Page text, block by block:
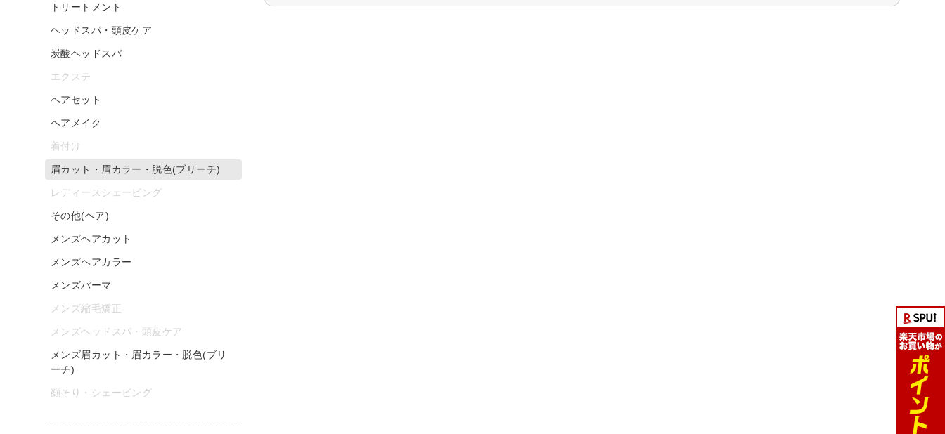
トリートメント
ヘッドスパ・頭皮ケア
炭酸ヘッドスパ
エクステ
ヘアセット
ヘアメイク
着付け
眉カット・眉カラー・脱色(ブリーチ)
レディースシェービング
その他(ヘア)
メンズヘアカット
メンズヘアカラー
メンズパーマ
メンズ縮毛矯正
メンズヘッドスパ・頭皮ケア
メンズ眉カット・眉カラー・脱色(ブリ
ーチ)
顔そり・シェービング